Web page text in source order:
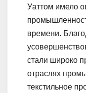
Уаттом имело
времени.
стали широко
отраслях
текстильное